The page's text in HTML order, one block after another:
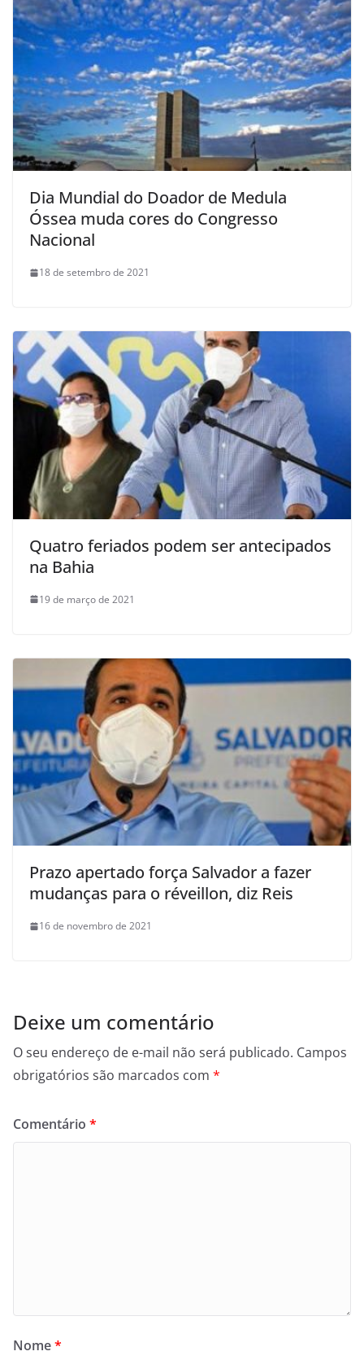
Dia Mundial do Doador de Medula
Óssea muda cores do Congresso
Nacional
18 de setembro de 2021
Quatro feriados podem ser antecipados
na Bahia
19 de março de 2021
Prazo apertado força Salvador a fazer
mudanças para o réveillon, diz Reis
16 de novembro de 2021
Deixe um comentário
O seu endereço de e-mail não será publicado. Campos
obrigatórios são marcados com *
Comentário *
Nome*